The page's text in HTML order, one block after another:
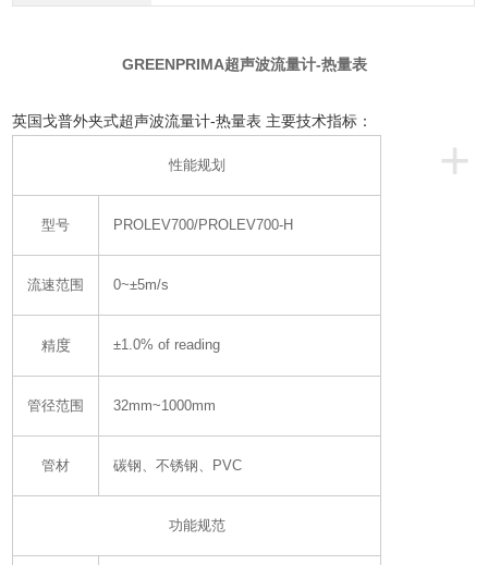
GREENPRIMA超声波流量计-热量表
英国戈普外夹式超声波流量计-热量表 主要技术指标：
+
性能规划
型号 PROLEV700/PROLEV700-H
流速范围 0~±5m/s
精度 ±1.0% of reading
管径范围 32mm~1000mm
管材 碳钢、不锈钢、PVC
功能规范